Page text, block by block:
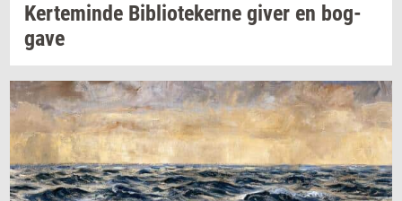
Ker­te­min­de Bi­bli­o­te­ker­ne giver en bog­
ga­ve